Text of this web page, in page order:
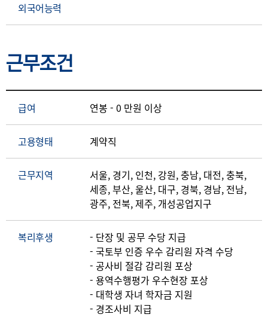
외국어능력
근무조건
급여 연봉 - 0 만원 이상
고용형태 계약직
근무지역
서울, 경기, 인천, 강원, 충남, 대전, 충북,
세종, 부산, 울산, 대구, 경북, 경남, 전남,
광주, 전북, 제주, 개성공업지구
복리후생
- 단장 및 공무 수당 지급
- 국토부 인증 우수 감리원 자격 수당
- 공사비 절감 감리원 포상
- 용역수행평가 우수현장 포상
- 대학생 자녀 학자금 지원
- 경조사비 지급